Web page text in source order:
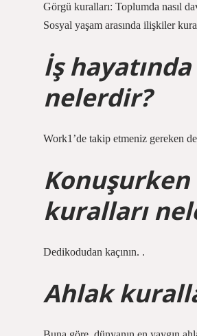
Görgü kuralları: Toplumda nasıl
Sosyal yaşam arasında ilişkiler
İş
nelerdir?
Work1’de takip etmeniz gereken
kuralları
Dedikodudan kaçının. .
Ahlak